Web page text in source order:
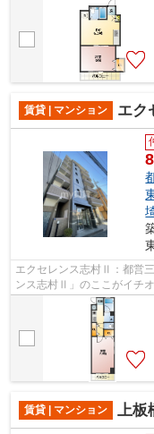
賃貸 | マンション エク
エクセレンス志村Ⅱ：都営
ンス志村Ⅱ」のここがイチ
距離に立地する物件です☆
賃貸 | マンション 上板